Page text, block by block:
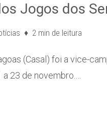
Jogos dos
2 min de leitura
(Casal) foi a vice-
23 de novembro.…